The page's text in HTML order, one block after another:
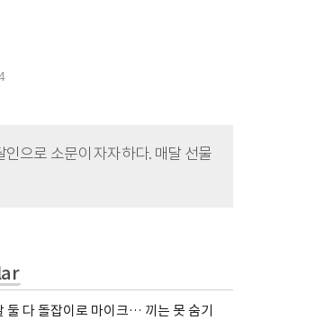
인으로 소문이 자자하다. 매달 선물
둘 다 돌잡이로 마이크… 끼는 못 숨기